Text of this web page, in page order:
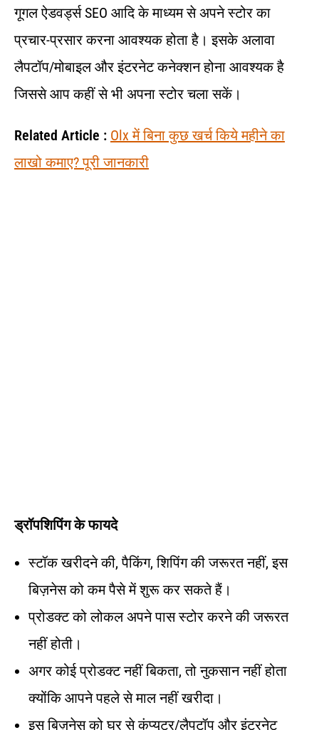
गूगल ऐडवर्ड्स SEO आदि के माध्यम से अपने स्टोर का
प्रचार-प्रसार करना आवश्यक होता है। इसके अलावा
लैपटॉप/मोबाइल और इंटरनेट कनेक्शन होना आवश्यक है
जिससे आप कहीं से भी अपना स्टोर चला सकें।
Related Article : Olx में बिना कुछ खर्च किये महीने का
लाखो कमाए? पूरी जानकारी
ड्रॉपशिपिंग के फायदे
स्टॉक खरीदने की, पैकिंग, शिपिंग की जरूरत नहीं, इस
बिज़नेस को कम पैसे में शुरू कर सकते हैं।
प्रोडक्ट को लोकल अपने पास स्टोर करने की जरूरत
नहीं होती।
अगर कोई प्रोडक्ट नहीं बिकता, तो नुकसान नहीं होता
क्योंकि आपने पहले से माल नहीं खरीदा।
इस बिज़नेस को घर से कंप्यूटर/लैपटॉप और इंटरनेट